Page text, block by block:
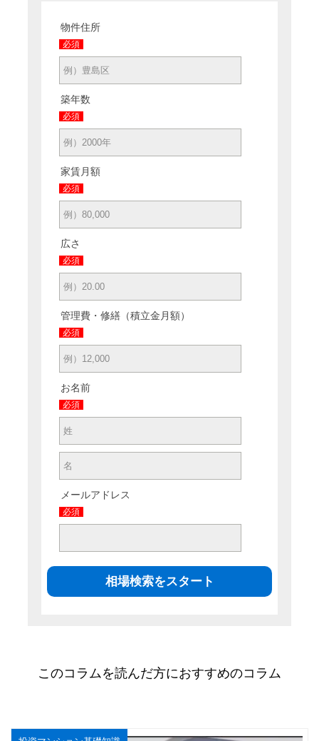
物件住所
必須
築年数
必須
家賃月額
必須
広さ
必須
管理費・修繕（積立金月額）
必須
お名前
必須
メールアドレス
必須
このコラムを読んだ方におすすめのコラム